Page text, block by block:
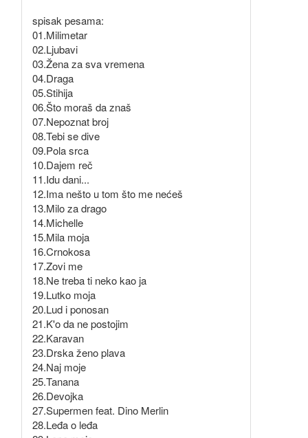
spisak pesama:
01.Milimetar
02.Ljubavi
03.Žena za sva vremena
04.Draga
05.Stihija
06.Što moraš da znaš
07.Nepoznat broj
08.Tebi se dive
09.Pola srca
10.Dajem reč
11.Idu dani...
12.Ima nešto u tom što me nećeš
13.Milo za drago
14.Michelle
15.Mila moja
16.Crnokosa
17.Zovi me
18.Ne treba ti neko kao ja
19.Lutko moja
20.Lud i ponosan
21.K'o da ne postojim
22.Karavan
23.Drska ženo plava
24.Naj moje
25.Tanana
26.Devojka
27.Supermen feat. Dino Merlin
28.Leđa o leđa